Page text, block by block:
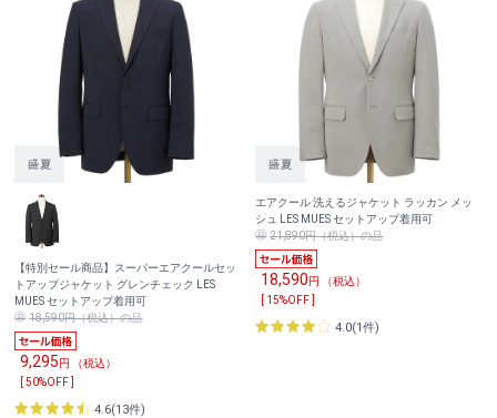
【特別セール商品】スーパーエアクールセッ
トアップジャケット グレンチェック LES
MUES セットアップ着用可
18,590円（税込）の品
9,295円 （税込）
[ 50%OFF ]
4.6(13件)
エアクール 洗えるジャケット ラッカン メッ
シュ LES MUES セットアップ着用可
21,890円（税込）の品
18,590円 （税込）
[ 15%OFF ]
4.0(1件)